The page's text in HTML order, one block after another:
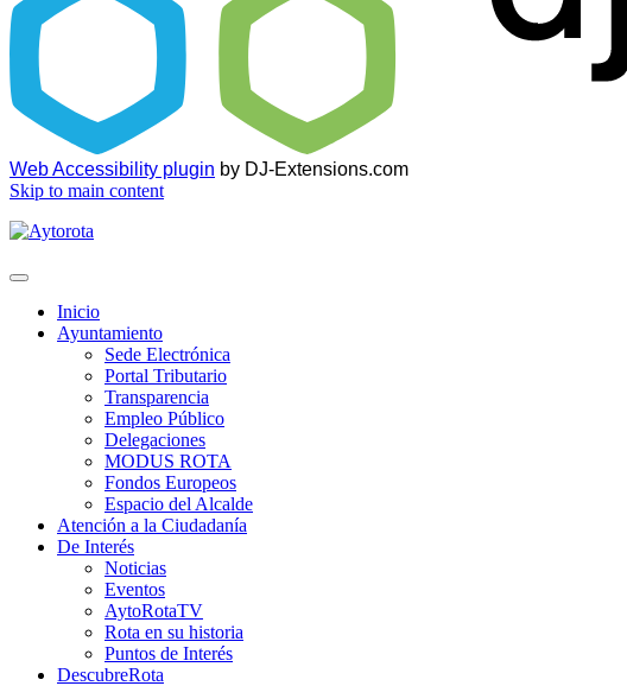
Web Accessibility plugin by DJ-Extensions.com
Skip to main content
Inicio
Ayuntamiento
Sede Electrónica
Portal Tributario
Transparencia
Empleo Público
Delegaciones
MODUS ROTA
Fondos Europeos
Espacio del Alcalde
Atención a la Ciudadanía
De Interés
Noticias
Eventos
AytoRotaTV
Rota en su historia
Puntos de Interés
DescubreRota